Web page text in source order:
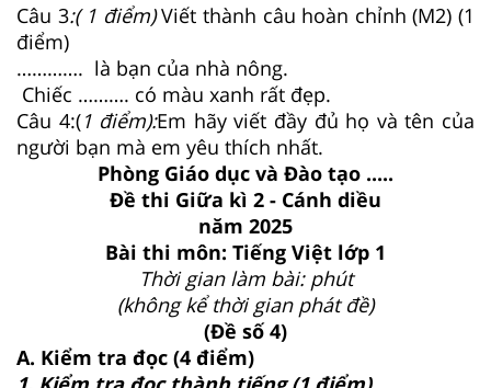
Câu 3:( 1 điểm)Viết thành câu hoàn chỉnh (M2) (1
điểm)
…………. là bạn của nhà nông.
Chiếc ………. có màu xanh rất đẹp.
Câu 4:(1 điểm):Em hãy viết đầy đủ họ và tên của
người bạn mà em yêu thích nhất.
Phòng Giáo dục và Đào tạo .....
Đề thi Giữa kì 2 - Cánh diều
năm 2025
Bài thi môn: Tiếng Việt lớp 1
Thời gian làm bài: phút
(không kể thời gian phát đề)
(Đề số 4)
A. Kiểm tra đọc (4 điểm)